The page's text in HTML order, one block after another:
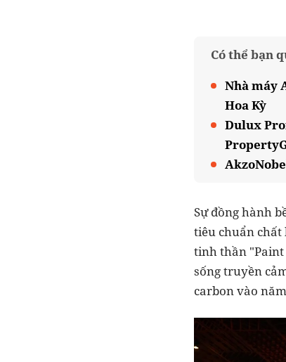
Có thể bạn
Nhà máy
Hoa Kỳ
Dulux
Sự đồng hành
tiêu chuẩn chất
tinh thần "Paint
sống truyền
carbon vào